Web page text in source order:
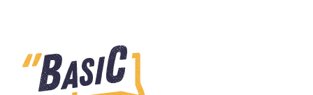
Inspiratie
Islam